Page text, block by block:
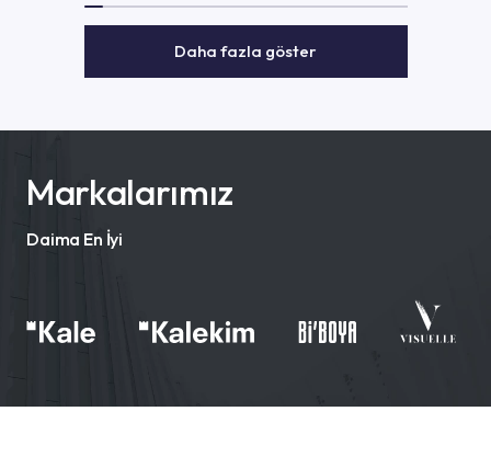
Daha fazla göster
Markalarımız
Daima En İyi